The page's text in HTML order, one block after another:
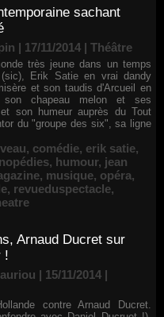
sachant
| 17/11/2014 | Théâtre
très jeune dans un temps
Erik Satie en vrai dandy
et son taudis d'Arcueil en
son chapeau melon et ses
son humeur auprès du Tout
du "groupe des six", sa ligne
, comédie, erik satie,
, humour, jean
, musique, opéra,
, revueduspectacle,
Arnaud Ducret sur
!
| 15/11/2014 |
contre Arnaud Ducret.